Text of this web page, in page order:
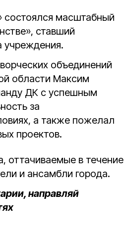
состоялся масштабный
ставший
учреждения.
объединений
области Максим
ДК с успешным
за
а также пожелал
проектов.
оттачиваемые в течение
и ансамбли города.
направляй